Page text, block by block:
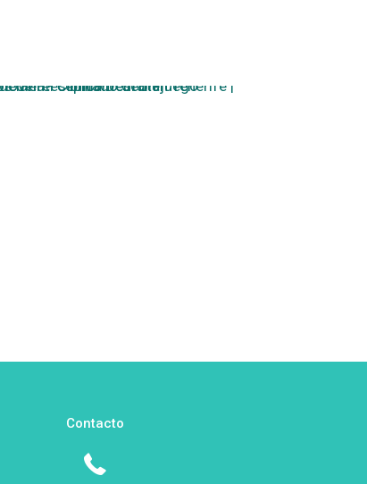
Contacto